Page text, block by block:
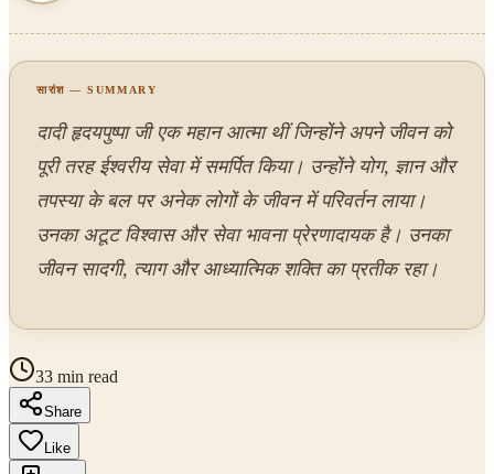
सारांश — SUMMARY
दादी हृदयपुष्पा जी एक महान आत्मा थीं जिन्होंने अपने जीवन को
पूरी तरह ईश्वरीय सेवा में समर्पित किया। उन्होंने योग, ज्ञान और
तपस्या के बल पर अनेक लोगों के जीवन में परिवर्तन लाया।
उनका अटूट विश्वास और सेवा भावना प्रेरणादायक है। उनका
जीवन सादगी, त्याग और आध्यात्मिक शक्ति का प्रतीक रहा।
33 min read
Share
Like